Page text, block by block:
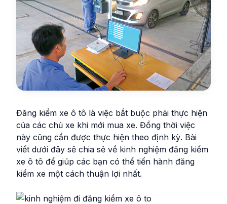
Đăng kiểm xe ô tô là việc bắt buộc phải thực hiện
của các chủ xe khi mới mua xe. Đồng thời việc
này cũng cần được thực hiện theo định kỳ. Bài
viết dưới đây sẽ chia sẻ về kinh nghiệm đăng kiểm
xe ô tô để giúp các bạn có thể tiến hành đăng
kiểm xe một cách thuận lợi nhất.